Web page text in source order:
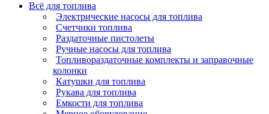
Всё для топлива
Электрические насосы для топлива
Счетчики топлива
Раздаточные пистолеты
Ручные насосы для топлива
Топливораздаточные комплекты и заправочные
колонки
Катушки для топлива
Рукава для топлива
Емкости для топлива